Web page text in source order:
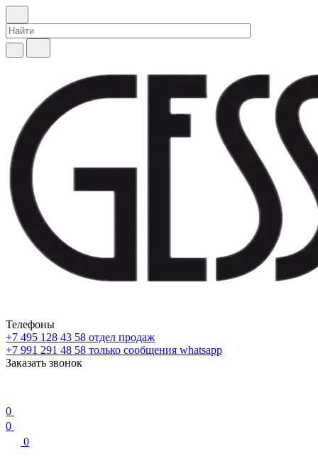
Телефоны
+7 495 128 43 58 отдел продаж
+7 991 291 48 58 только сообщения whatsapp
Заказать звонок
0
0
0